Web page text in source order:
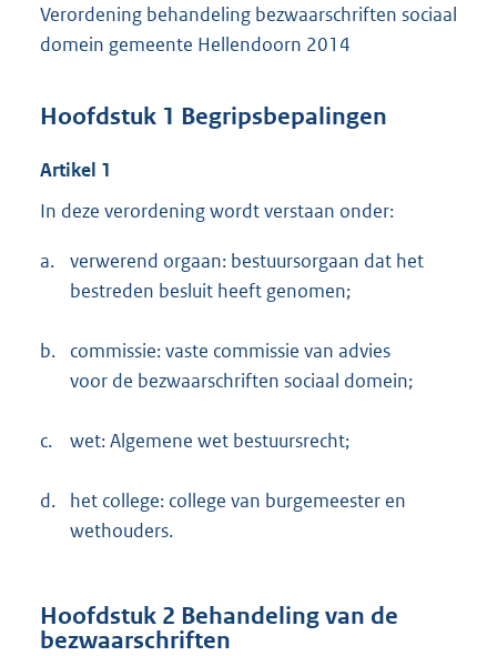
Verordening behandeling bezwaarschriften sociaal
domein gemeente Hellendoorn 2014
Hoofdstuk 1 Begripsbepalingen
Artikel 1
In deze verordening wordt verstaan onder:
a.
verwerend orgaan: bestuursorgaan dat het
bestreden besluit heeft genomen;
b.
commissie: vaste commissie van advies
voor de bezwaarschriften sociaal domein;
c. wet: Algemene wet bestuursrecht;
d.
het college: college van burgemeester en
wethouders.
Hoofdstuk 2 Behandeling van de
bezwaarschriften